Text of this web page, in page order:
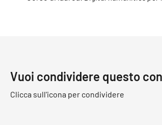
Vuoi condividere questo
Clicca sull'icona per condividere